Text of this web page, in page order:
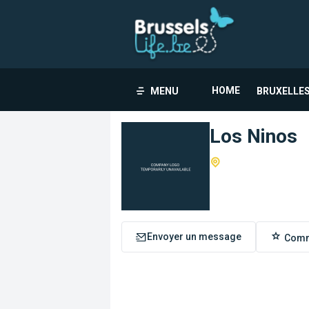
MENU HOME
Los Ninos
Envoyer un message